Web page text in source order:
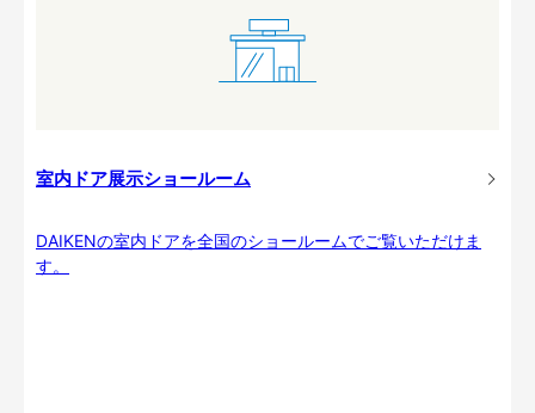
室内ドア展示ショールーム
DAIKENの室内ドアを全国のショールームでご覧いただけま
す。